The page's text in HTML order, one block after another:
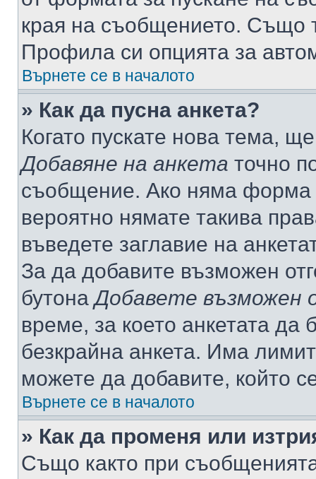
края на съобщението. Също
Профила си опцията за
Върнете се в началото
» Как да пусна анкета?
Когато пускате нова тема,
Добавяне на анкета точно
съобщение. Ако няма форма
вероятно нямате такива
въведете заглавие на
За да добавите възможен
бутонаДобавете възможен
време, за което анкетата да
безкрайна анкета. Има
можете да добавите, който
Върнете се в началото
» Как да променя или
Също както при